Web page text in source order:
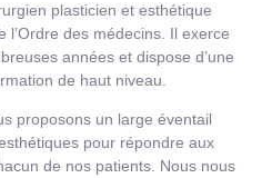
plasticien et esthétique
l’Ordre des médecins. Il exerce
années et dispose d’une
de haut niveau.
proposons un large éventail
pour répondre aux
de nos patients. Nous nous